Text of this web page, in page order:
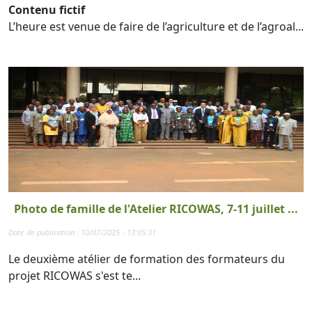
Contenu fictif
L’heure est venue de faire de l’agriculture et de l’agroal...
Photo de famille de l'Atelier RICOWAS, 7-11 juillet ...
Date de publication : 10/07/2025 - 13:05:31
Le deuxième atélier de formation des formateurs du
projet RICOWAS s'est te...